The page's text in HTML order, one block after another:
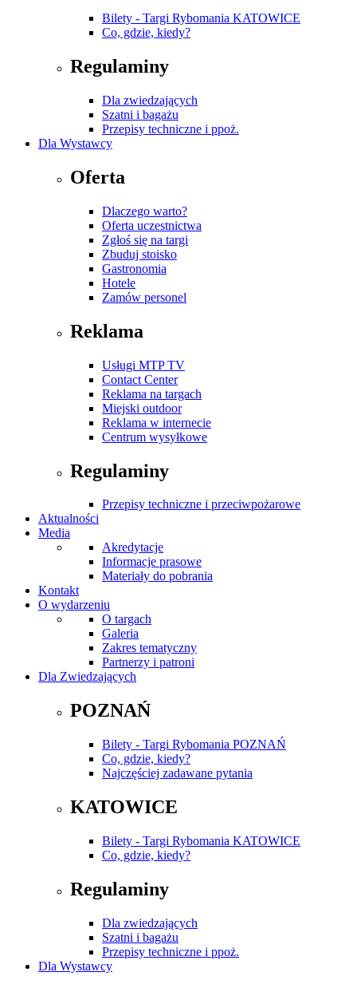
Bilety - Targi Rybomania KATOWICE
Co, gdzie, kiedy?
Regulaminy
Dla zwiedzających
Szatni i bagażu
Przepisy techniczne i ppoż.
Dla Wystawcy
Oferta
Dlaczego warto?
Oferta uczestnictwa
Zgłoś się na targi
Zbuduj stoisko
Gastronomia
Hotele
Zamów personel
Reklama
Usługi MTP TV
Contact Center
Reklama na targach
Miejski outdoor
Reklama w internecie
Centrum wysyłkowe
Regulaminy
Przepisy techniczne i przeciwpożarowe
Aktualności
Media
Akredytacje
Informacje prasowe
Materiały do pobrania
Kontakt
O wydarzeniu
O targach
Galeria
Zakres tematyczny
Partnerzy i patroni
Dla Zwiedzających
POZNAŃ
Bilety - Targi Rybomania POZNAŃ
Co, gdzie, kiedy?
Najczęściej zadawane pytania
KATOWICE
Bilety - Targi Rybomania KATOWICE
Co, gdzie, kiedy?
Regulaminy
Dla zwiedzających
Szatni i bagażu
Przepisy techniczne i ppoż.
Dla Wystawcy